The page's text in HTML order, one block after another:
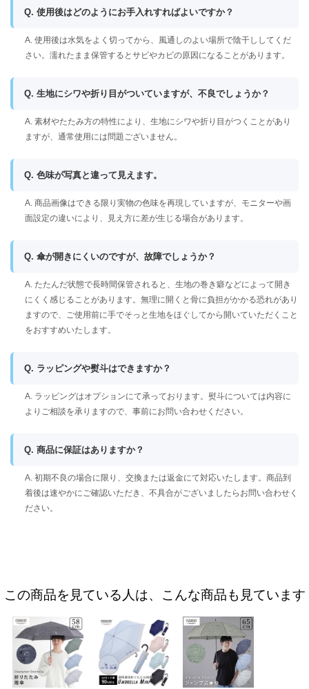
Q. 使用後はどのようにお手入れすればよいですか？
A. 使用後は水気をよく切ってから、風通しのよい場所で陰干ししてくだ
さい。濡れたまま保管するとサビやカビの原因になることがあります。
Q. 生地にシワや折り目がついていますが、不良でしょうか？
A. 素材やたたみ方の特性により、生地にシワや折り目がつくことがあり
ますが、通常使用には問題ございません。
Q. 色味が写真と違って見えます。
A. 商品画像はできる限り実物の色味を再現していますが、モニターや画
面設定の違いにより、見え方に差が生じる場合があります。
Q. 傘が開きにくいのですが、故障でしょうか？
A. たたんだ状態で長時間保管されると、生地の巻き癖などによって開き
にくく感じることがあります。無理に開くと骨に負担がかかる恐れがあり
ますので、ご使用前に手でそっと生地をほぐしてから開いていただくこと
をおすすめいたします。
Q. ラッピングや熨斗はできますか？
A. ラッピングはオプションにて承っております。熨斗については内容に
よりご相談を承りますので、事前にお問い合わせください。
Q. 商品に保証はありますか？
A. 初期不良の場合に限り、交換または返金にて対応いたします。商品到
着後は速やかにご確認いただき、不具合がございましたらお問い合わせく
ださい。
この商品を見ている人は、こんな商品も見ています